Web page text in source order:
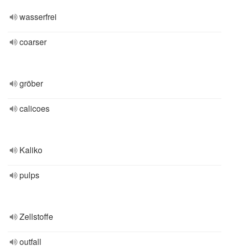
wasserfrei
coarser
gröber
calicoes
Kaliko
pulps
Zellstoffe
outfall